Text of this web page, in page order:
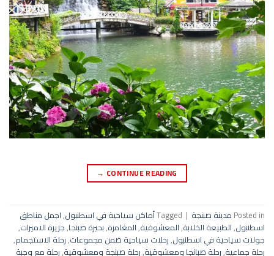
CONTINUE READING
→
Posted in مدينة صبنجة |
Taggedأماكن سياحية في اسطنبول,اجمل مناطق
اسطنبول,الطبيعة الخلابة,المعشوقية,المغامرة,بحيرة صبنجا,جزيرة الاميرات,
جولات سياحية في اسطنبول,رحلات سياحية ضمن مجموعات,رحلة الاستجمام,
رحلة جماعية,رحلة صبانجا ومعشوقية,رحلة صبنجة ومعشوقية,رحلة مع وجبة